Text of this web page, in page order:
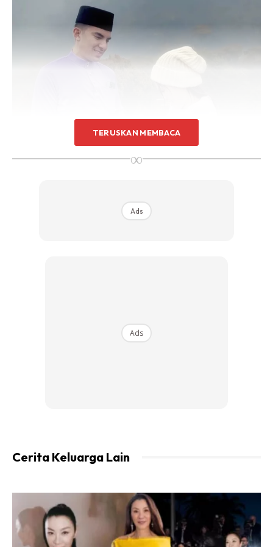
RM6 juta untuk rakyat. Tanpa disedari, usaha kebajikan
tersebut turut menyatukan dua hati yang sebelum ini
Dalam masa sama, Syed Saddiq turut menzahirkan rasa
syukur dengan menyifatkan segala yang berlaku sebagai
TERUSKAN MEMBACA
∞
Ads
Ads
Cerita Keluarga Lain